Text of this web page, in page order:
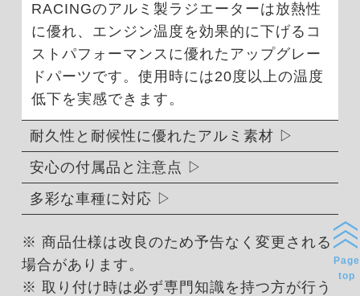
RACINGのアルミ製ラジエーターは放熱性
に優れ、エンジン温度を効果的に下げるコ
ストパフォーマンスに優れたアップグレー
ドパーツです。使用時には20度以上の温度
低下を実感できます。
耐久性と耐候性に優れたアルミ素材
安心の付属品と注意点
多彩な車種に対応
※ 商品仕様は改良のため予告なく変更される
場合があります。
※ 取り付け時は必ず専門知識を持つ方が行う
Page
top